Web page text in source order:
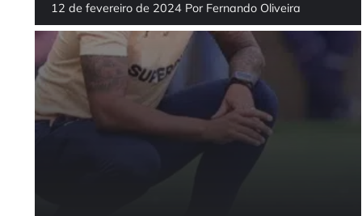
12 de fevereiro de 2024 Por Fernando Oliveira